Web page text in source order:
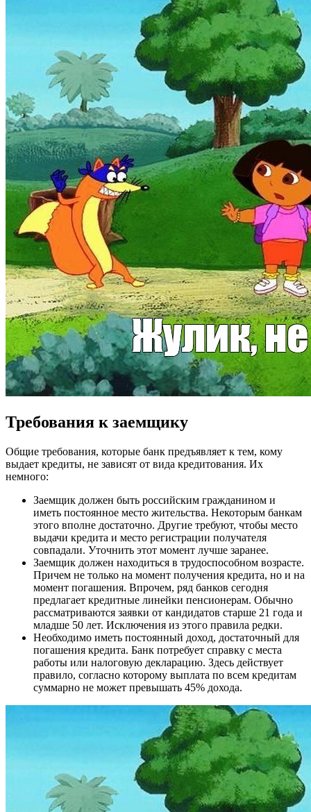
Требования к заемщику
Общие требования, которые банк предъявляет к тем, кому
выдает кредиты, не зависят от вида кредитования. Их
немного:
Заемщик должен быть российским гражданином и
иметь постоянное место жительства. Некоторым банкам
этого вполне достаточно. Другие требуют, чтобы место
выдачи кредита и место регистрации получателя
совпадали. Уточнить этот момент лучше заранее.
Заемщик должен находиться в трудоспособном возрасте.
Причем не только на момент получения кредита, но и на
момент погашения. Впрочем, ряд банков сегодня
предлагает кредитные линейки пенсионерам. Обычно
рассматриваются заявки от кандидатов старше 21 года и
младше 50 лет. Исключения из этого правила редки.
Необходимо иметь постоянный доход, достаточный для
погашения кредита. Банк потребует справку с места
работы или налоговую декларацию. Здесь действует
правило, согласно которому выплата по всем кредитам
суммарно не может превышать 45% дохода.